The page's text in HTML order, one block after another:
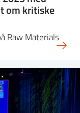
om kritiske
Raw Materials